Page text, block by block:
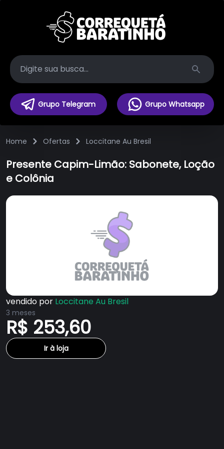
Search
Grupo Telegram Grupo Whatsapp
Home Ofertas Loccitane Au Bresil
Presente Capim-Limão: Sabonete, Loção
e Colônia
vendido por Loccitane Au Bresil
3 meses
R$ 253,60
Ir à loja